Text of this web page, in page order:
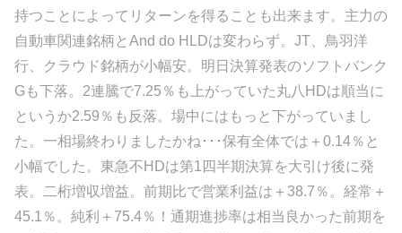
持つことによってリターンを得ることも出来ます。主力の
自動車関連銘柄とAnd do HLDは変わらず。JT、鳥羽洋
行、クラウド銘柄が小幅安。明日決算発表のソフトバンク
Gも下落。2連騰で7.25％も上がっていた丸八HDは順当に
というか2.59％も反落。場中にはもっと下がっていまし
た。一相場終わりましたかね･･･保有全体では＋0.14％と
小幅でした。東急不HDは第1四半期決算を大引け後に発
表。二桁増収増益。前期比で営業利益は＋38.7％。経常＋
45.1％。純利＋75.4％！通期進捗率は相当良かった前期を